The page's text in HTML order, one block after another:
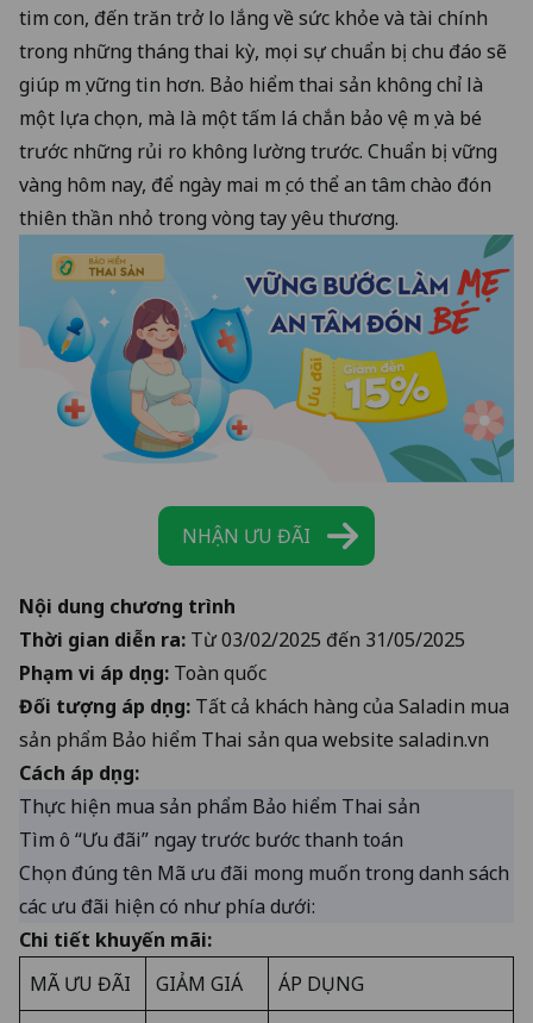
tim con, đến trăn trở lo lắng về sức khỏe và tài chính
trong những tháng thai kỳ, mọi sự chuẩn bị chu đáo sẽ
giúp mẹ vững tin hơn. Bảo hiểm thai sản không chỉ là
một lựa chọn, mà là một tấm lá chắn bảo vệ mẹ và bé
trước những rủi ro không lường trước. Chuẩn bị vững
vàng hôm nay, để ngày mai mẹ có thể an tâm chào đón
thiên thần nhỏ trong vòng tay yêu thương.
NHẬN ƯU ĐÃI
Nội dung chương trình
Thời gian diễn ra: Từ 03/02/2025 đến 31/05/2025
Phạm vi áp dụng: Toàn quốc
Đối tượng áp dụng: Tất cả khách hàng của Saladin mua
sản phẩm Bảo hiểm Thai sản qua website saladin.vn
Cách áp dụng:
Thực hiện mua sản phẩm Bảo hiểm Thai sản
Tìm ô “Ưu đãi” ngay trước bước thanh toán
Chọn đúng tên Mã ưu đãi mong muốn trong danh sách
các ưu đãi hiện có như phía dưới:
Chi tiết khuyến mãi:
MÃ ƯU ĐÃI
GIẢM GIÁ ÁP DỤNG